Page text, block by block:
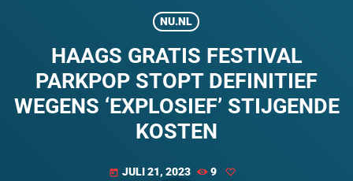
NU.NL
HAAGS GRATIS FESTIVAL
PARKPOP STOPT DEFINITIEF
WEGENS ‘EXPLOSIEF’ STIJGENDE
KOSTEN
today JULI 21, 2023 9